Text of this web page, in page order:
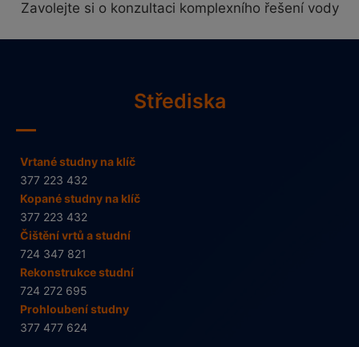
Zavolejte si o konzultaci komplexního řešení vody
Střediska
Vrtané studny na klíč
377 223 432
Kopané studny na klíč
377 223 432
Čištění vrtů a studní
724 347 821
Rekonstrukce studní
724 272 695
Prohloubení studny
377 477 624